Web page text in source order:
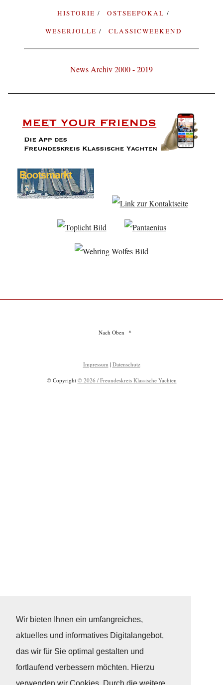
Wir bieten Ihnen ein umfangreiches,
aktuelles und informatives Digitalangebot,
das wir für Sie optimal gestalten und
fortlaufend verbessern möchten. Hierzu
HISTORIE
OSTSEEPOKAL
WESERJOLLE
CLASSICWEEKEND
News Archiv 2000 - 2019
Nach Oben
Impressum | Datenschutz
© Copyright © 2026 / Freundeskreis Klassische Yachten